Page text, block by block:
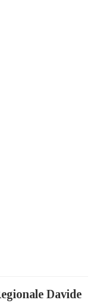
Davide